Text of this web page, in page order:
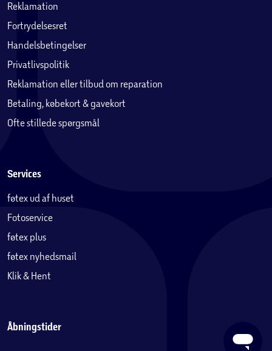
Reklamation
Fortrydelsesret
Handelsbetingelser
Privatlivspolitik
Reklamation eller tilbud om reparation
Betaling, købekort & gavekort
Ofte stillede spørgsmål
Services
føtex ud af huset
Fotoservice
føtex plus
føtex nyhedsmail
Klik & Hent
Åbningstider